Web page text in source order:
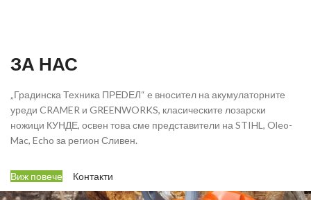
ЗА НАС
„Градинска Техника ПРЕDЕЛ“ е вносител на акумулаторните
уреди CRAMER и GREENWORKS, класическите лозарски
ножици КУНДЕ, освен това сме представители на STIHL, Oleo-
Mac, Echo за регион Сливен.
Виж повече Контакти